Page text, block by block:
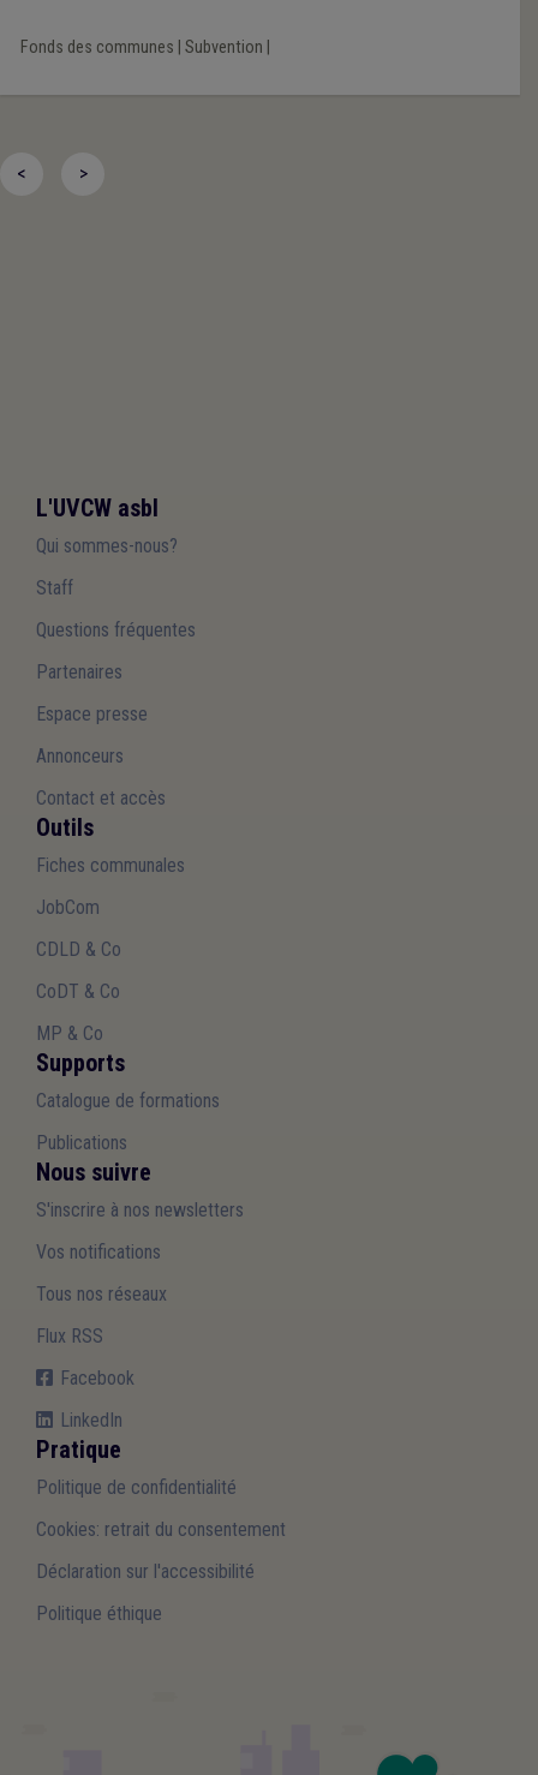
Fonds des communes Subvention
< >
L'UVCW asbl
Qui sommes-nous?
Staff
Questions fréquentes
Partenaires
Espace presse
Annonceurs
Contact et accès
Outils
Fiches communales
JobCom
CDLD & Co
CoDT & Co
MP & Co
Supports
Catalogue de formations
Publications
Nous suivre
S'inscrire à nos newsletters
Vos notifications
Tous nos réseaux
Flux RSS
Facebook
LinkedIn
Pratique
Politique de confidentialité
Cookies: retrait du consentement
Déclaration sur l'accessibilité
Politique éthique